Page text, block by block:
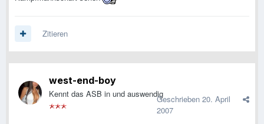
Zitieren
west-end-boy
Kennt das ASB in und auswendigGeschrieben 20. April
2007